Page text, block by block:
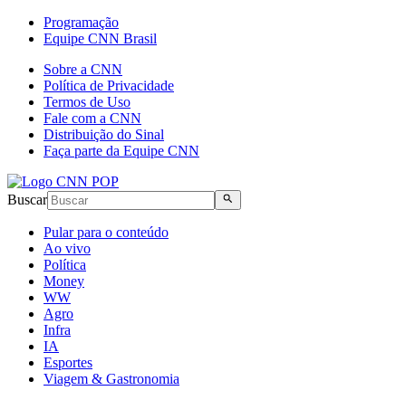
Programação
Equipe CNN Brasil
Sobre a CNN
Política de Privacidade
Termos de Uso
Fale com a CNN
Distribuição do Sinal
Faça parte da Equipe CNN
Buscar
Pular para o conteúdo
Ao vivo
Política
Money
WW
Agro
Infra
IA
Esportes
Viagem & Gastronomia